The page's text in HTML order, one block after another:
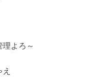
理よろ～